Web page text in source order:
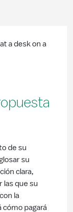
de su
su
clara,
las que su
la
cómo pagará